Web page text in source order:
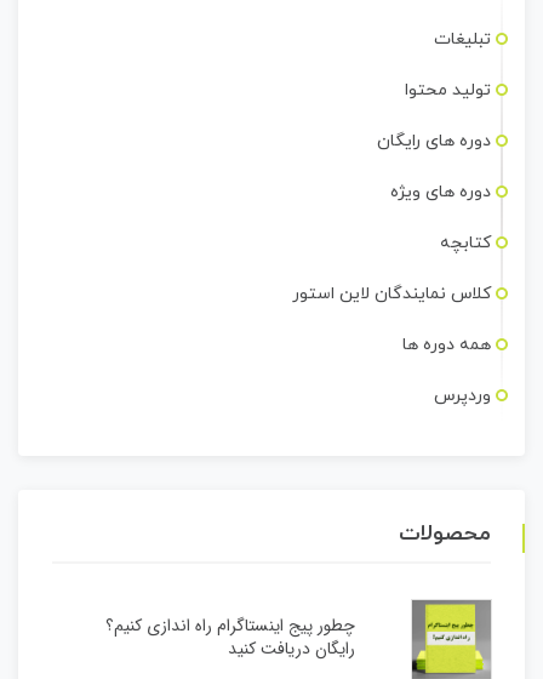
تبلیغات
تولید محتوا
دوره های رایگان
دوره های ویژه
کتابچه
کلاس نمایندگان لاین استور
همه دوره ها
وردپرس
محصولات
چطور پیج اینستاگرام راه اندازی کنیم؟
رایگان دریافت کنید